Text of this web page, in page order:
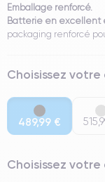
Emballage renforcé.
Batterie en excellent
packaging renforcé
Choisissez votre
489,99 €
Choisissez